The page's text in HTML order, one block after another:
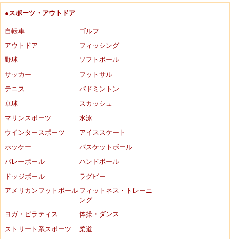
●スポーツ・アウトドア
自転車
ゴルフ
アウトドア
フィッシング
野球
ソフトボール
サッカー
フットサル
テニス
バドミントン
卓球
スカッシュ
マリンスポーツ
水泳
ウインタースポーツ
アイススケート
ホッケー
バスケットボール
バレーボール
ハンドボール
ドッジボール
ラグビー
アメリカンフットボール フィットネス・トレーニ
ング
ヨガ・ピラティス
体操・ダンス
ストリート系スポーツ
柔道